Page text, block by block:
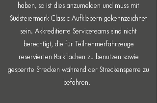
haben, so ist dies anzumelden und muss mit
Südsteiermark-Classic Aufklebern gekennzeichnet
sein. Akkreditierte Serviceteams sind nicht
berechtigt, die für Teilnehmerfahrzeuge
reservierten Parkflächen zu benutzen sowie
gesperrte Strecken während der Streckensperre zu
befahren.